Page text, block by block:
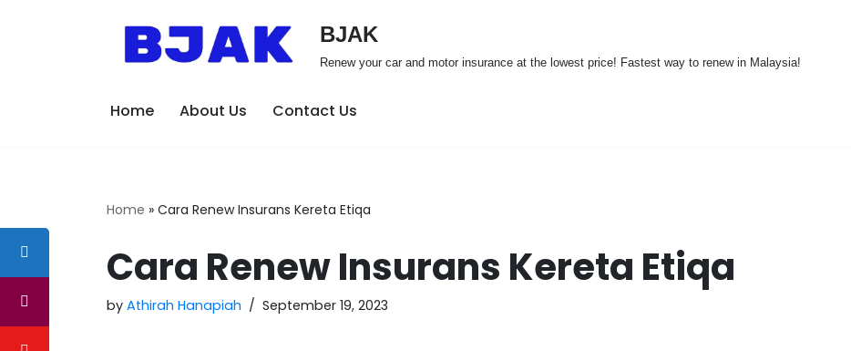
BJAK
Renew your car and motor insurance at the lowest price! Fastest way to renew in Malaysia!
Home About Us Contact Us
Home » Cara Renew Insurans Kereta Etiqa
Cara Renew Insurans Kereta Etiqa
by Athirah Hanapiah September 19, 2023